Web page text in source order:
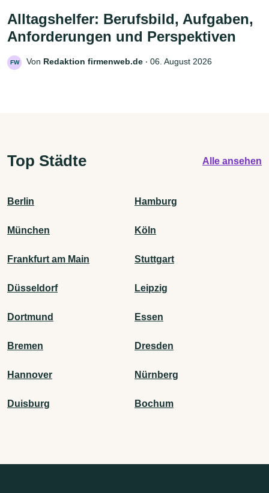
Alltagshelfer: Berufsbild, Aufgaben,
Anforderungen und Perspektiven
FW Von Redaktion firmenweb.de ‧ 06. August 2026
Top Städte Alle ansehen
Berlin Hamburg
München Köln
Frankfurt am Main Stuttgart
Düsseldorf Leipzig
Dortmund Essen
Bremen Dresden
Hannover Nürnberg
Duisburg Bochum